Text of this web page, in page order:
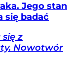
Jego stan
się badać
z
Nowotwór